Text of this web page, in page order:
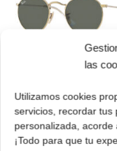
las
Utilizamos cookies
servicios, recordar tus
personalizada, acorde
¡Todo para que tu
RB 3447 001
162.00€ El
precio
era:
¡Comprar!